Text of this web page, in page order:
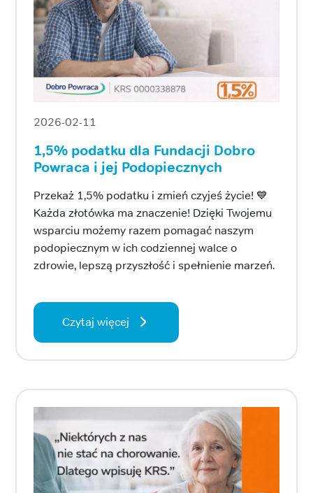
2026-02-11
1,5% podatku dla Fundacji Dobro
Powraca i jej Podopiecznych
Przekaż 1,5% podatku i zmień czyjeś życie! 💙
Każda złotówka ma znaczenie! Dzięki Twojemu
wsparciu możemy razem pomagać naszym
podopiecznym w ich codziennej walce o
zdrowie, lepszą przyszłość i spełnienie marzeń.
Czytaj więcej